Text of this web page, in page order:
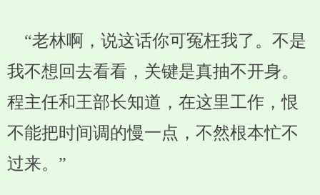
“老林啊，说这话你可冤枉我了。不是
我不想回去看看，关键是真抽不开身。
程主任和王部长知道，在这里工作，恨
不能把时间调的慢一点，不然根本忙不
过来。”